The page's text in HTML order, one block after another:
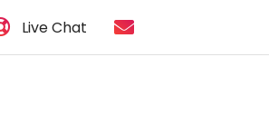
Live Chat